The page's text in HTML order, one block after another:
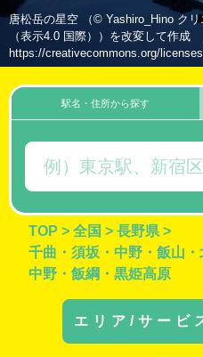
唐松岳の星空 （© Yashiro_Hino ク
（表示4.0 国際））を改変して作成
https://creativecommons.org/
駅名・住所から探す
TOP > 全国 > 長野県 >
千曲・須坂・中野・飯山・
中野・飯綱・黒姫高原
エリア/サービ